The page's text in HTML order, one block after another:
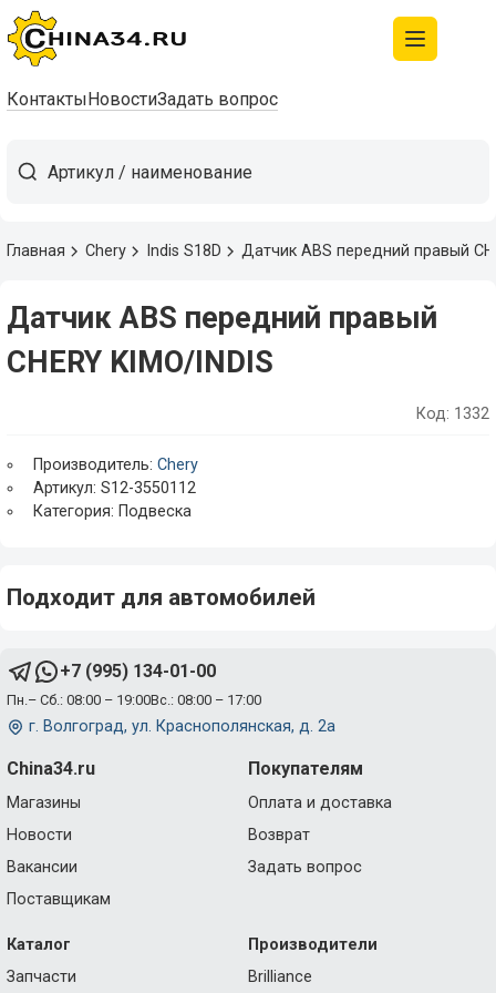
КонтактыНовостиЗадать вопрос
Главная Chery Indis S18D Датчик ABS передний правый
Датчик ABS передний правый
CHERY KIMO/INDIS
Код: 1332
Производитель: Chery
Артикул: S12-3550112
Категория: Подвеска
Подходит для автомобилей
+7 (995) 134-01-00
Пн.– Сб.: 08:00 – 19:00Вс.: 08:00 – 17:00
г. Волгоград, ул. Краснополянская, д. 2а
China34.ru
Магазины
Новости
Вакансии
Поставщикам
Покупателям
Оплата и доставка
Возврат
Задать вопрос
Каталог
Запчасти
Производители
Brilliance